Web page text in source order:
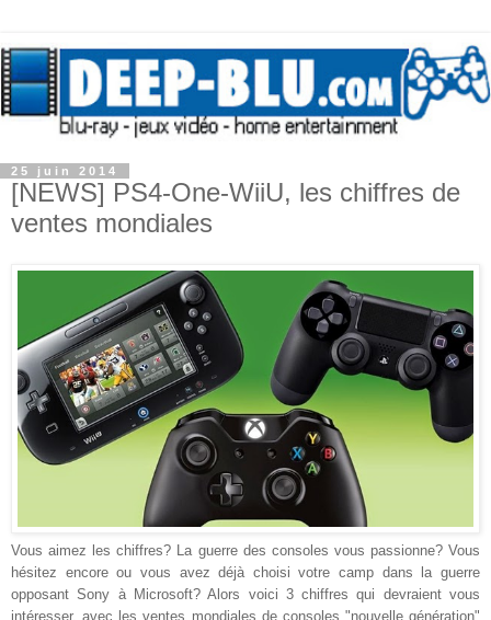
25 juin 2014
[NEWS] PS4-One-WiiU, les chiffres de
ventes mondiales
Vous aimez les chiffres? La guerre des consoles vous passionne? Vous
hésitez encore ou vous avez déjà choisi votre camp dans la guerre
opposant Sony à Microsoft? Alors voici 3 chiffres qui devraient vous
intéresser, avec les ventes mondiales de consoles "nouvelle génération"